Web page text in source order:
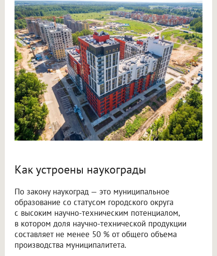
Как устроены наукограды
По закону наукоград — это муниципальное
образование со статусом городского округа
с высоким научно-техническим потенциалом,
в котором доля научно-технической продукции
составляет не менее 50 % от общего объема
производства муниципалитета.